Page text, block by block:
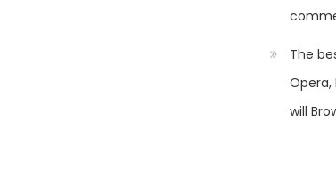
The
Opera,
will